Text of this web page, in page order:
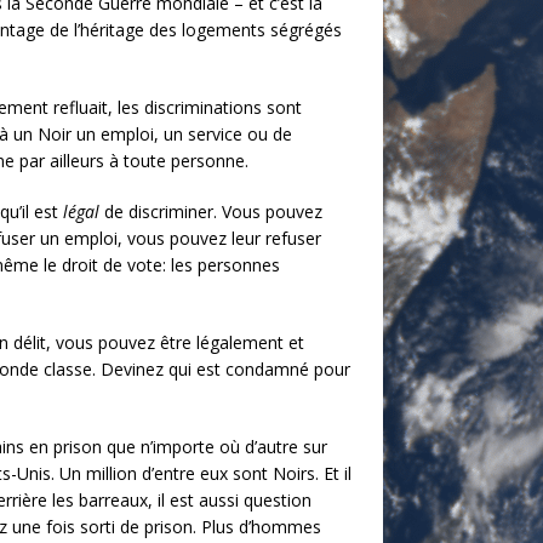
de l’héritage des logements ségrégés
refluait, les discriminations sont
un Noir un emploi, un service ou de
par ailleurs à toute personne.
est légal de discriminer. Vous pouvez
un emploi, vous pouvez leur refuser
le droit de vote: les personnes
délit, vous pouvez être légalement et
classe. Devinez qui est condamné pour
en prison que n’importe où d’autre sur
Unis. Un million d’entre eux sont Noirs. Et il
les barreaux, il est aussi question
une fois sorti de prison. Plus d’hommes